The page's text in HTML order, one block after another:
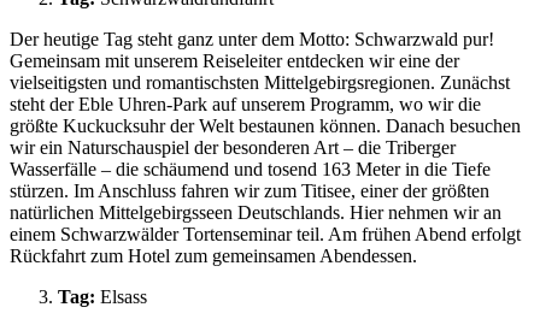
Der heutige Tag steht ganz unter dem Motto: Schwarzwald pur!
Gemeinsam mit unserem Reiseleiter entdecken wir eine der
vielseitigsten und romantischsten Mittelgebirgsregionen. Zunächst
steht der Eble Uhren-Park auf unserem Programm, wo wir die
größte Kuckucksuhr der Welt bestaunen können. Danach besuchen
wir ein Naturschauspiel der besonderen Art – die Triberger
Wasserfälle – die schäumend und tosend 163 Meter in die Tiefe
stürzen. Im Anschluss fahren wir zum Titisee, einer der größten
natürlichen Mittelgebirgsseen Deutschlands. Hier nehmen wir an
einem Schwarzwälder Tortenseminar teil. Am frühen Abend erfolgt
Rückfahrt zum Hotel zum gemeinsamen Abendessen.
Tag: Elsass